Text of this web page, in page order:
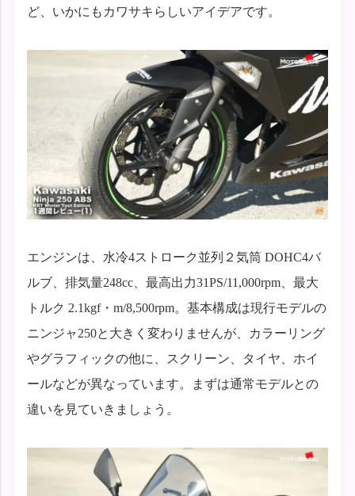
ど、いかにもカワサキらしいアイデアです。
エンジンは、水冷4ストローク並列２気筒 DOHC4バ
ルブ、排気量248cc、最高出力31PS/11,000rpm、最大
トルク 2.1kgf・m/8,500rpm。基本構成は現行モデルの
ニンジャ250と大きく変わりませんが、カラーリング
やグラフィックの他に、スクリーン、タイヤ、ホイ
ールなどが異なっています。まずは通常モデルとの
違いを見ていきましょう。